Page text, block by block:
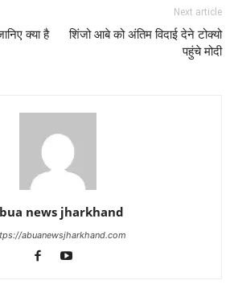
क्या है
Next article
शिंजो आबे को अंतिम विदाई देने टोक्यो
पहुंचे मोदी
news jharkhand
abuanewsjharkhand.com